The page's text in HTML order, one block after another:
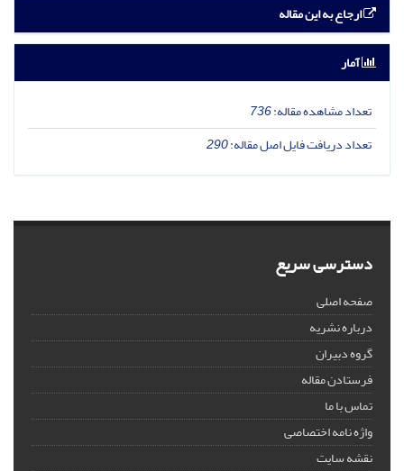
ارجاع به این مقاله
آمار
تعداد مشاهده مقاله:736
تعداد دریافت فایل اصل مقاله:290
دسترسی سریع
صفحه اصلی
درباره نشریه
گروه دبیران
فرستادن مقاله
تماس با ما
واژه نامه اختصاصی
نقشه سایت